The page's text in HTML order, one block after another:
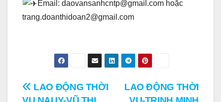
Email: daovansanhcntp@gmail.com hoặc
trang.doanthidoan2@gmail.com
Điều
LAO ĐỘNG THỜI
LAO ĐỘNG THỜI